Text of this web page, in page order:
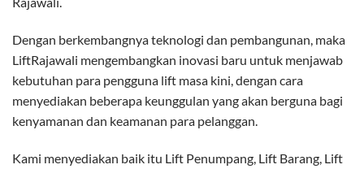
Dengan berkembangnya teknologi dan pembangunan, maka
LiftRajawali mengembangkan inovasi baru untuk menjawab
kebutuhan para pengguna lift masa kini, dengan cara
menyediakan beberapa keunggulan yang akan berguna bagi
kenyamanan dan keamanan para pelanggan.
Kami menyediakan baik itu Lift Penumpang, Lift Barang, Lift